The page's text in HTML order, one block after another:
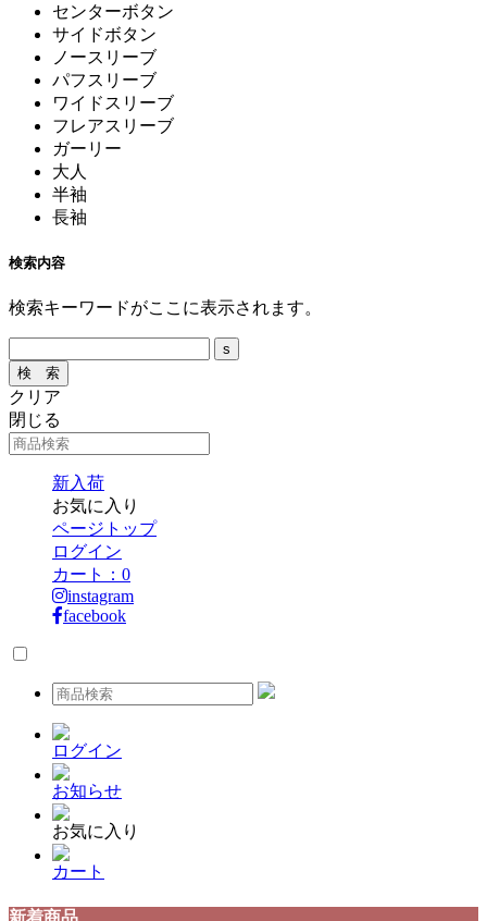
センターボタン
サイドボタン
ノースリーブ
パフスリーブ
ワイドスリーブ
フレアスリーブ
ガーリー
大人
半袖
長袖
検索内容
検索キーワードがここに表示されます。
クリア
閉じる
新入荷
お気に入り
ページトップ
ログイン
カート： 0
instagram
facebook
ログイン
お知らせ
お気に入り
カート